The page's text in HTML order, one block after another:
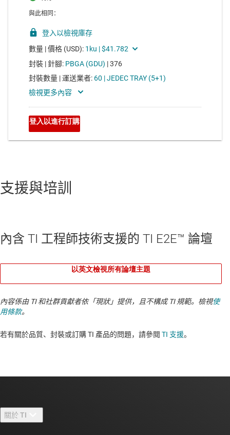
支援與培訓
內含 TI 工程師技術支援的 TI E2E™ 論壇
以英文檢視所有論壇主題
內容係由 TI 和社群貢獻者依「現狀」提供，且不構成 TI 規範。檢視使
用條款。
若有關於品質、封裝或訂購 TI 產品的問題，請參閱 TI 支援。​​​​​​​​​​​​​​
關於 TI